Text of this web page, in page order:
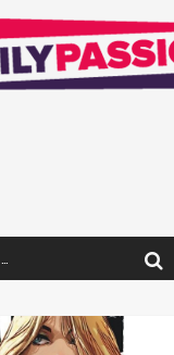
« Mon Village Révolté » - Combattre un Projet !